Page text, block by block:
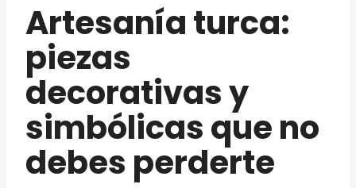
Artesanía turca:
piezas
decorativas y
simbólicas que no
debes perderte